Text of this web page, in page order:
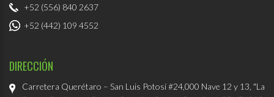
+52 (556) 840 2637
+52 (442) 109 4552
DIRECCIÓN
Carretera Querétaro – San Luis Potosí#24,000 Nave 12 y 13, "La